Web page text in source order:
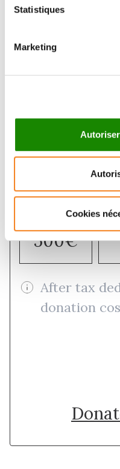
Statistiques
Marketing
Cookies
Make a
50€
500€
After tax
donation